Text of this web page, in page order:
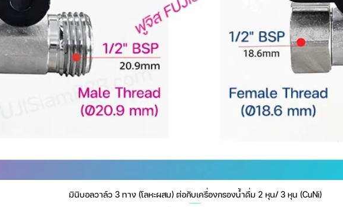
ดูข้อมูลด่วน
มินิบอลวาล์ว 3 ทาง (โลหะผสม) ต่อกับเครื่องกรองน้ำดื่ม 2 หุน/ 3 หุน (CuNi)